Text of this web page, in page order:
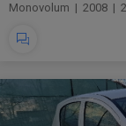
Monovolum | 2008 |